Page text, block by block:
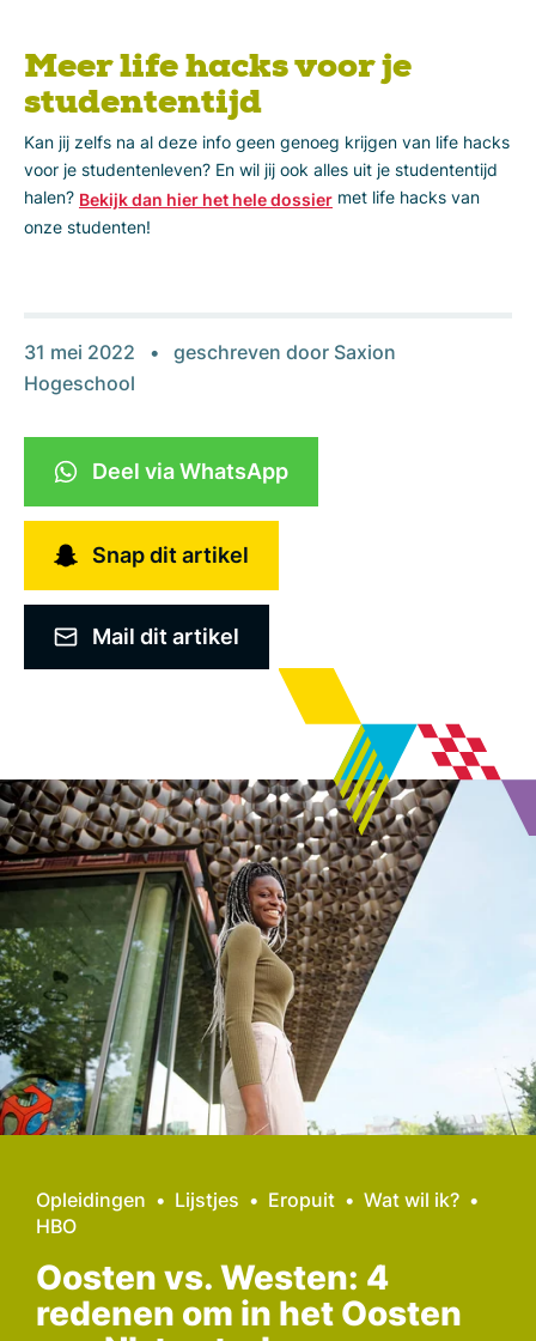
Meer life hacks voor je
studententijd
Kan jij zelfs na al deze info geen genoeg krijgen van life hacks
voor je studentenleven? En wil jij ook alles uit je studententijd
halen? Bekijk dan hier het hele dossier met life hacks van
onze studenten!
31 mei 2022 geschreven door Saxion
Hogeschool
Deel via WhatsApp
Snap dit artikel
Mail dit artikel
Opleidingen Lijstjes Eropuit
Wat wil ik?
HBO
Oosten vs. Westen: 4
redenen om in het Oosten